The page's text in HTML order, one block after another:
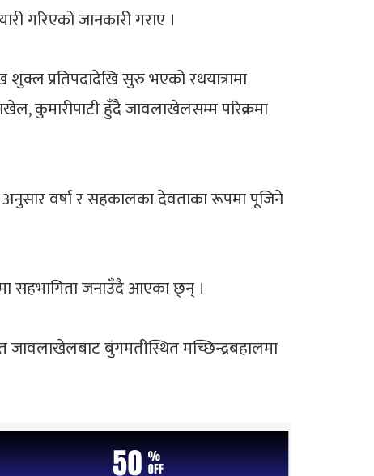
गरिएको जानकारी गराए ।
शुक्ल प्रतिपदादेखि सुरु भएको रथयात्रामा
कुमारीपाटी हुँदै जावलाखेलसम्म परिक्रमा
अनुसार वर्षा र सहकालका देवताका रूपमा पूजिने
सहभागिता जनाउँदै आएका छ्न् ।
जावलाखेलबाट बुंगमतीस्थित मच्छिन्द्रबहालमा